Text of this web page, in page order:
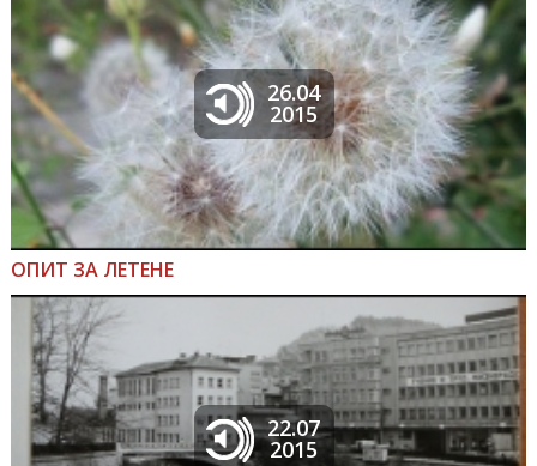
26.04
2015
ОПИТ ЗА ЛЕТЕНЕ
22.07
2015